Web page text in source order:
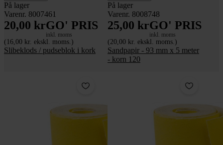
På lager
Varenr. 8007461
20,00 krGO' PRIS
inkl. moms
(16,00 kr. ekskl. moms.)
Slibeklods / pudseblok i kork
På lager
Varenr. 8008748
25,00 krGO' PRIS
inkl. moms
(20,00 kr. ekskl. moms.)
Sandpapir - 93 mm x 5 meter
- korn 120